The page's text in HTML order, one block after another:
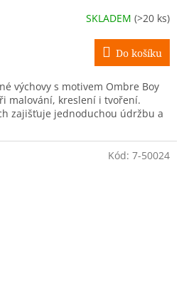
SKLADEM (>20 ks)
Do košíku
výchovy s motivem Ombre Boy
malování, kreslení i tvoření.
zajišťuje jednoduchou údržbu a
Kód: 7-50024